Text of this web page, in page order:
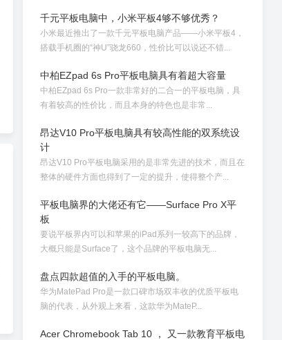
千元平板电脑中，小米平板4够不够优秀？
小米最近推出了一款千元平板电脑产品——小米平板4，
搭载手机圈的“神U”骁龙660，性价比可以说还不错...
中柏EZpad 6s Pro平板电脑具有着超大容量
中柏EZpad 6s Pro一款非常好的二合一的平板电脑，具
有着较高的性价比，而且本身的特色也是非常...
昂达V10 Pro平板电脑具有较高性能的双系统设
计
昂达V10 Pro平板电脑采用的是非常先进的技术，而且在
整体的硬件方面也得到了一定的提升，使得整个产...
平板电脑界的大佬还有它——Surface Pro X平
板
要说平板界内可以和苹果的iPad系列一较高下的品牌，
大概只能是Surface了，这个品牌的平板电脑无...
盘点四款超值的入手的平板电脑。
华为MatePad Pro是一款口碑市场双丰收的优质平板电
脑的代表，从外观上来看，这款华为MateP...
Acer Chromebook Tab 10 ， 又一款教育平板电